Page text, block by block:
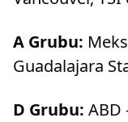
A Grubu:
Guadalajara
D Grubu: ABD